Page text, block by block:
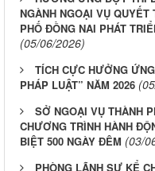
NGÀNH NGOẠI VỤ QUYẾT
PHỐ ĐỒNG NAI PHÁT
(05/06/2026)
TÍCH CỰC HƯỞNG
PHÁP LUẬT” NĂM 2026
SỞ NGOẠI VỤ THÀNH
CHƯƠNG TRÌNH HÀNH
BIỆT 500 NGÀY ĐÊM (03/
PHÒNG LÃNH SỰ KỂ